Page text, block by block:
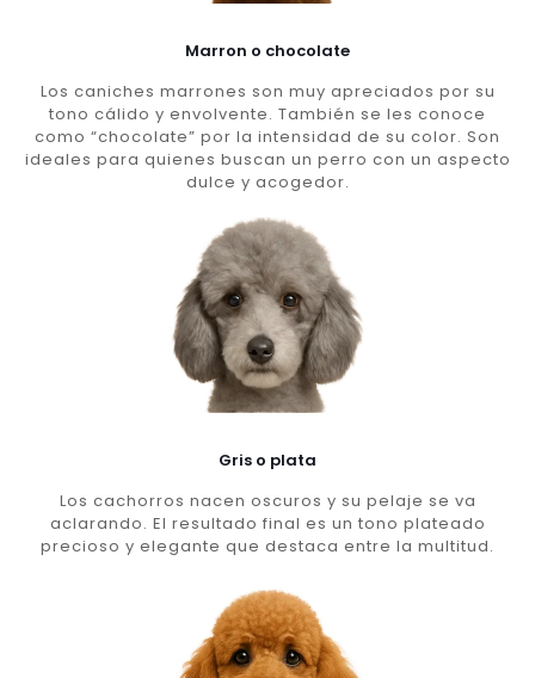
Marron o chocolate
Los caniches marrones son muy apreciados por su
tono cálido y envolvente. También se les conoce
como “chocolate” por la intensidad de su color. Son
ideales para quienes buscan un perro con un aspecto
dulce y acogedor.
Gris o plata
Los cachorros nacen oscuros y su pelaje se va
aclarando. El resultado final es un tono plateado
precioso y elegante que destaca entre la multitud.